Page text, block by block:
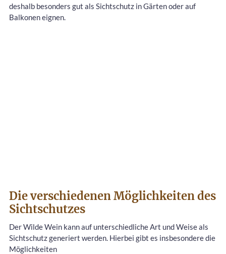
deshalb besonders gut als Sichtschutz in Gärten oder auf
Balkonen eignen.
Die verschiedenen Möglichkeiten des
Sichtschutzes
Der Wilde Wein kann auf unterschiedliche Art und Weise als
Sichtschutz generiert werden. Hierbei gibt es insbesondere die
Möglichkeiten